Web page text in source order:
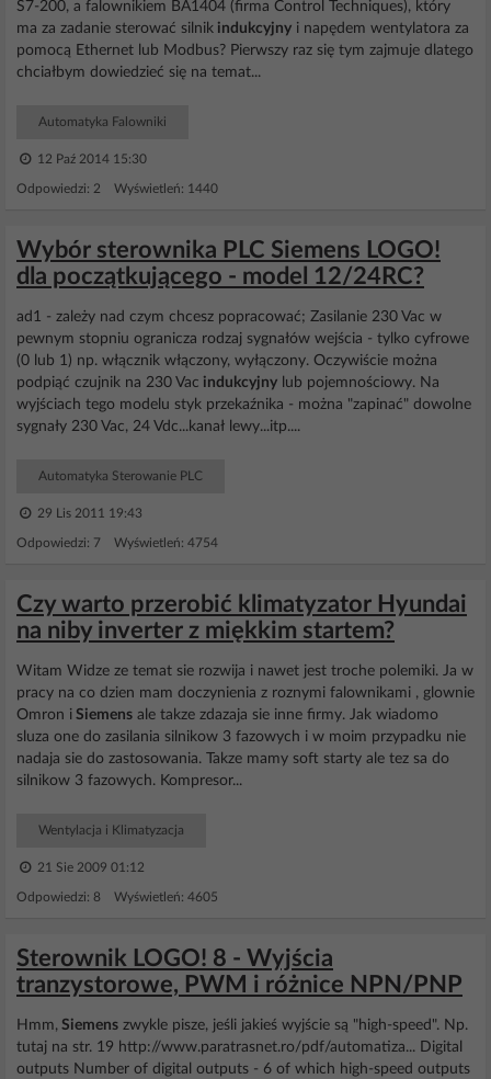
S7-200, a falownikiem BA1404 (firma Control Techniques), który
ma za zadanie sterować silnik indukcyjny i napędem wentylatora za
pomocą Ethernet lub Modbus? Pierwszy raz się tym zajmuje dlatego
chciałbym dowiedzieć się na temat...
Automatyka Falowniki
12 Paź 2014 15:30
Odpowiedzi: 2 Wyświetleń: 1440
Wybór sterownika PLC Siemens LOGO!
dla początkującego - model 12/24RC?
ad1 - zależy nad czym chcesz popracować; Zasilanie 230 Vac w
pewnym stopniu ogranicza rodzaj sygnałów wejścia - tylko cyfrowe
(0 lub 1) np. włącznik włączony, wyłączony. Oczywiście można
podpiąć czujnik na 230 Vac indukcyjny lub pojemnościowy. Na
wyjściach tego modelu styk przekaźnika - można "zapinać" dowolne
sygnały 230 Vac, 24 Vdc...kanał lewy...itp....
Automatyka Sterowanie PLC
29 Lis 2011 19:43
Odpowiedzi: 7 Wyświetleń: 4754
Czy warto przerobić klimatyzator Hyundai
na niby inverter z miękkim startem?
Witam Widze ze temat sie rozwija i nawet jest troche polemiki. Ja w
pracy na co dzien mam doczynienia z roznymi falownikami , glownie
Omron i Siemens ale takze zdazaja sie inne firmy. Jak wiadomo
sluza one do zasilania silnikow 3 fazowych i w moim przypadku nie
nadaja sie do zastosowania. Takze mamy soft starty ale tez sa do
silnikow 3 fazowych. Kompresor...
Wentylacja i Klimatyzacja
21 Sie 2009 01:12
Odpowiedzi: 8 Wyświetleń: 4605
Sterownik LOGO! 8 - Wyjścia
tranzystorowe, PWM i różnice NPN/PNP
Hmm, Siemens zwykle pisze, jeśli jakieś wyjście są "high-speed". Np.
tutaj na str. 19 http://www.paratrasnet.ro/pdf/automatiza... Digital
outputs Number of digital outputs - 6 of which high-speed outputs